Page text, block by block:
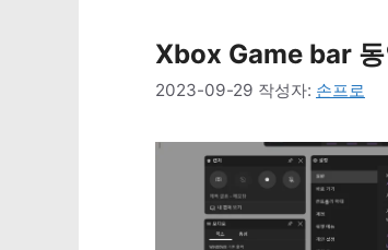
Xbox Game bar 동
2023-09-29 작성자: 손프로